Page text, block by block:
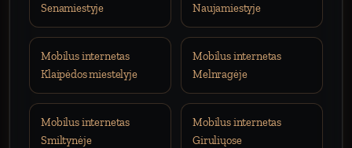
Senamiestyje
Naujamiestyje
Mobilus internetas
Klaipėdos miestelyje
Mobilus internetas
Melnragėje
Mobilus internetas
Smiltynėje
Mobilus internetas
Giruliųose